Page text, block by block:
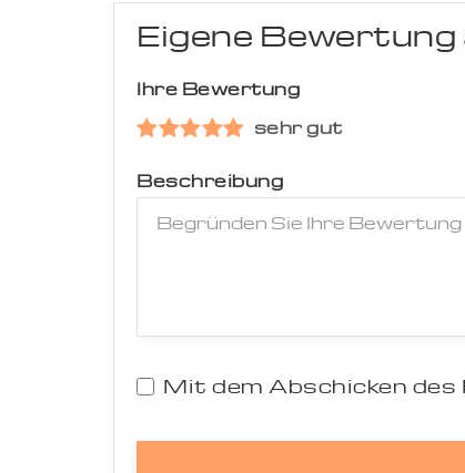
Eigene Bewertung
Ihre Bewertung
sehr gut
Beschreibung
Mit dem Abschicken